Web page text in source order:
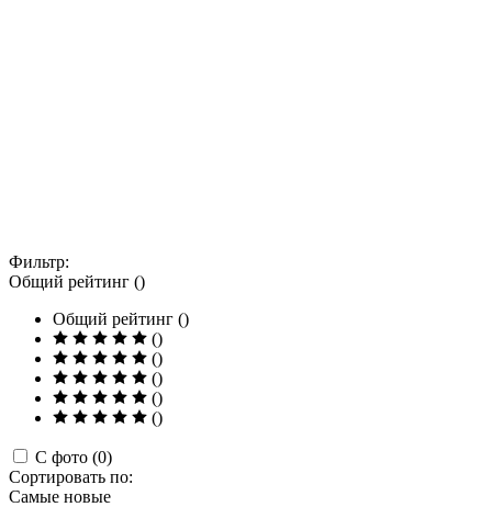
Фильтр:
Общий рейтинг ()
Общий рейтинг ()
()
()
()
()
()
С фото (0)
Сортировать по:
Самые новые